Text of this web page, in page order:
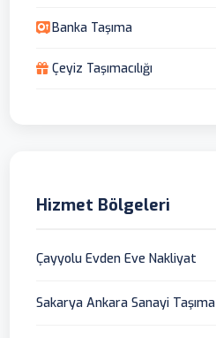
Banka Taşıma
Çeyiz Taşımacılığı
Hizmet Bölgeleri
Çayyolu Evden Eve Nakliyat
Sakarya Ankara Sanayi Taşıma